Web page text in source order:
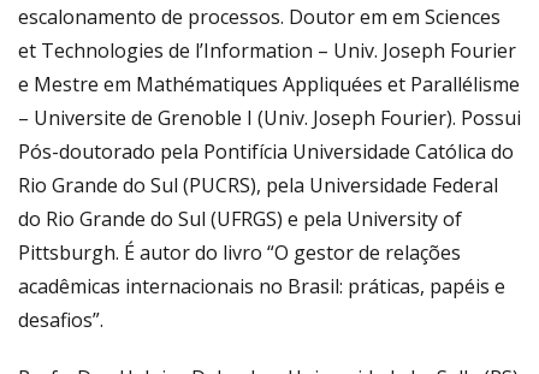
escalonamento de processos. Doutor em em Sciences
et Technologies de l’Information – Univ. Joseph Fourier
e Mestre em Mathématiques Appliquées et Parallélisme
– Universite de Grenoble I (Univ. Joseph Fourier). Possui
Pós-doutorado pela Pontifícia Universidade Católica do
Rio Grande do Sul (PUCRS), pela Universidade Federal
do Rio Grande do Sul (UFRGS) e pela University of
Pittsburgh. É autor do livro “O gestor de relações
acadêmicas internacionais no Brasil: práticas, papéis e
desafios”.